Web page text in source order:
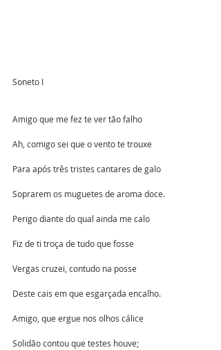
Soneto I
Amigo que me fez te ver tão falho
Ah, comigo sei que o vento te trouxe
Para após três tristes cantares de galo
Soprarem os muguetes de aroma doce.
Perigo diante do qual ainda me calo
Fiz de ti troça de tudo que fosse
Vergas cruzei, contudo na posse
Deste cais em que esgarçada encalho.
Amigo, que ergue nos olhos cálice
Solidão contou que testes houve;